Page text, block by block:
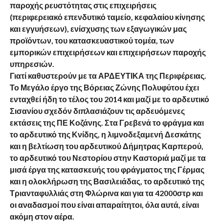
παροχής ρευστότητας στις επιχειρήσεις
(περιφερειακό επενδυτικό ταμείο, κεφαλαίου κίνησης
και εγγυήσεων), ενίσχυσης των εξαγωγικών μας
προϊόντων, του κατασκευαστικού τομέα, των
εμπορικών επιχειρήσεων και επιχειρήσεων παροχής
υπηρεσιών.
Γιατί καθυστερούν με τα ΑΡΔΕΥΤΙΚΑ της Περιφέρειας.
Το Μεγάλο έργο της Βόρειας Ζώνης Πολυφύτου έχει
ενταχθεί ήδη το τέλος του 2014 και μαζί με το αρδευτικό
Σισανίου σχεδόν διπλασιάζουν τις αρδευόμενες
εκτάσεις της ΠΕ Κοζάνης. Στα Γρεβενά το φράγμα και
το αρδευτικό της Κνίδης, η λιμνοδεξαμενή Δεσκάτης
και η βελτίωση του αρδευτικού Δήμητρας Καρπερού,
το αρδευτικό του Νεστορίου στην Καστοριά μαζί με τα
μισά έργα της κατασκευής του φράγματος της Γέρμας
και η ολοκλήρωση της Βασιλειάδας, το αρδευτικό της
Τριανταφυλλιάς στη Φλώρινα και για τα 42000στρ και
οι αναδασμοί που είναι απαραίτητοι, όλα αυτά, είναι
ακόμη στον αέρα.